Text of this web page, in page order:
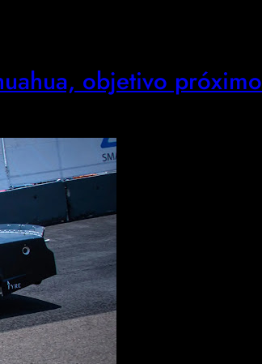
objetivo próximo